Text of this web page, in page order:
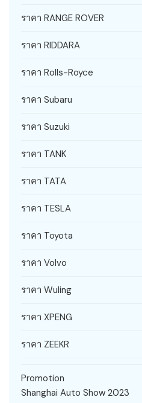
ราคา RANGE ROVER
ราคา RIDDARA
ราคา Rolls-Royce
ราคา Subaru
ราคา Suzuki
ราคา TANK
ราคา TATA
ราคา TESLA
ราคา Toyota
ราคา Volvo
ราคา Wuling
ราคา XPENG
ราคา ZEEKR
Promotion
Shanghai Auto Show 2023